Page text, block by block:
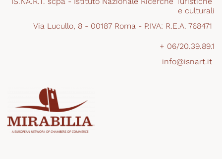
e culturali
Via Lucullo, 8 - 00187 Roma - P.IVA: R.E.A. 768471
+ 06/20.39.89.1
info@isnart.it